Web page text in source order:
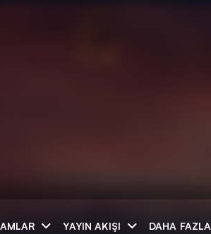
YAYIN AKIŞI DAHA FAZLA